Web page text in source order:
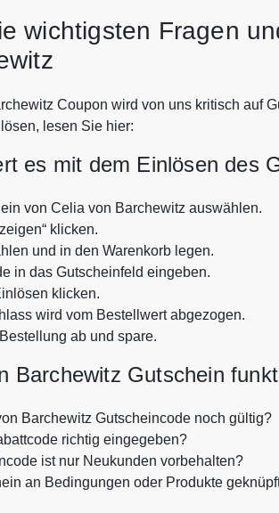
wichtigsten Fragen
Coupon wird von uns kritisch auf
lesen Sie hier:
es mit dem Einlösen des
von Celia von Barchewitz auswählen.
klicken.
und in den Warenkorb legen.
in das Gutscheinfeld eingeben.
klicken.
wird vom Bestellwert abgezogen.
ab und spare.
Barchewitz Gutschein
Barchewitz Gutscheincode noch gültig?
richtig eingegeben?
ist nur Neukunden vorbehalten?
an Bedingungen oder Produkte